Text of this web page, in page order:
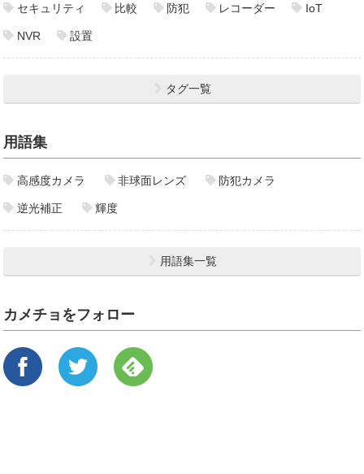
セキュリティ 比較 防犯 レコーダー IoT
NVR 設置
タグ一覧
用語集
高感度カメラ 非球面レンズ 防犯カメラ
逆光補正 輝度
用語集一覧
カメチョをフォロー